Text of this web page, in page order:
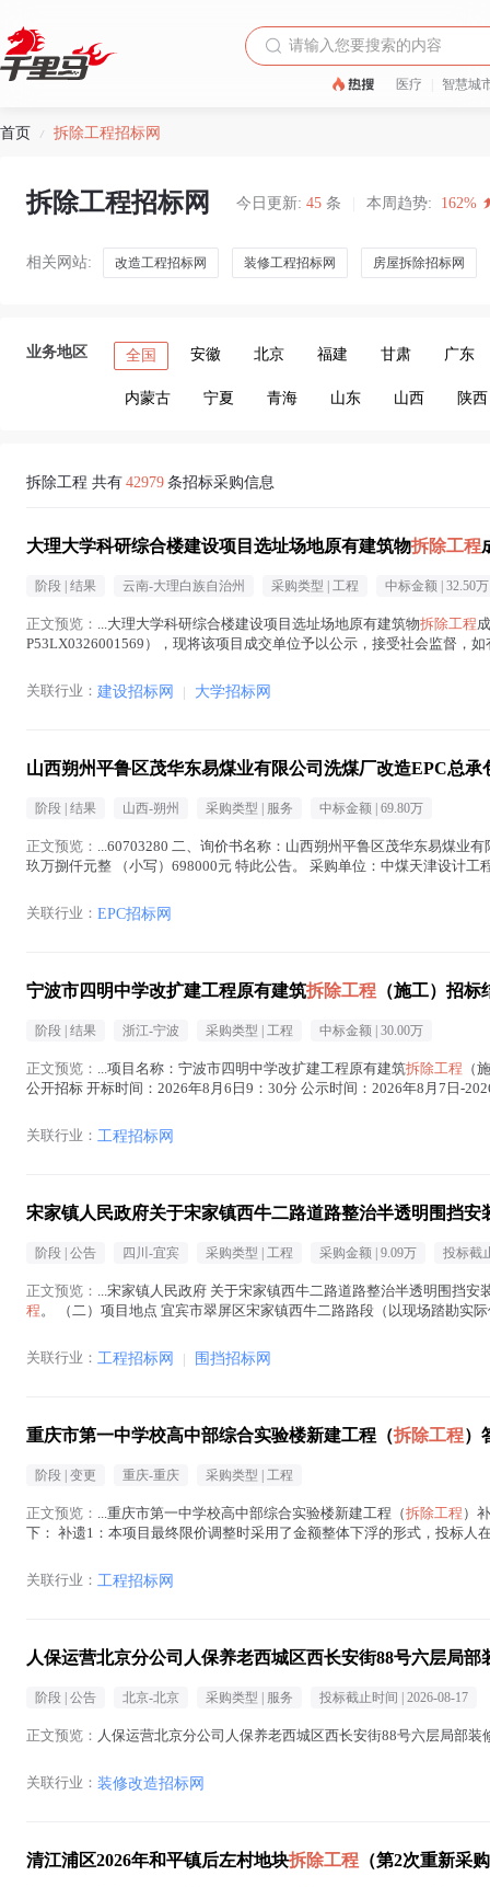
医疗 智慧城
首页 / 拆除工程招标网
拆除工程招标网 今日更新: 45 条 本周趋势: 162%
相关网站: 改造工程招标网 装修工程招标网 房屋拆除招标网
业务地区 全国 安徽 北京 福建 甘肃 广东
内蒙古 宁夏 青海 山东 山西 陕西
拆除工程 共有 42979 条招标采购信息
大理大学科研综合楼建设项目选址场地原有建筑物拆除工程
阶段 | 结果 云南-大理白族自治州 采购类型 | 工程 中标金额 | 32.50万
正文预览： ...大理大学科研综合楼建设项目选址场地原有建筑物拆除工程
P53LX0326001569），现将该项目成交单位予以公示，接受社会监督，
关联行业： 建设招标网 | 大学招标网
山西朔州平鲁区茂华东易煤业有限公司洗煤厂改造EPC总承
阶段 | 结果 山西-朔州 采购类型 | 服务 中标金额 | 69.80万
正文预览： ...60703280 二、询价书名称：山西朔州平鲁区茂华东易煤业
玖万捌仟元整 （小写）698000元 特此公告。 采购单位：中煤天津设计
关联行业： EPC招标网
宁波市四明中学改扩建工程原有建筑拆除工程 （施工）招标
阶段 | 结果 浙江-宁波 采购类型 | 工程 中标金额 | 30.00万
正文预览： ...项目名称：宁波市四明中学改扩建工程原有建筑拆除工程 （
公开招标 开标时间：2026年8月6日9：30分 公示时间：2026年8月7日-
关联行业： 工程招标网
宋家镇人民政府关于宋家镇西牛二路道路整治半透明围挡安
阶段 | 公告 四川-宜宾 采购类型 | 工程 采购金额 | 9.09万 投标截
正文预览： ...宋家镇人民政府 关于宋家镇西牛二路道路整治半透明围挡安
程。 （二）项目地点 宜宾市翠屏区宋家镇西牛二路路段（以现场踏勘实
关联行业： 工程招标网 | 围挡招标网
重庆市第一中学校高中部综合实验楼新建工程（拆除工程）
阶段 | 变更 重庆-重庆 采购类型 | 工程
正文预览： ...重庆市第一中学校高中部综合实验楼新建工程（拆除工程 ）
下： 补遗1：本项目最终限价调整时采用了金额整体下浮的形式，投标
关联行业： 工程招标网
人保运营北京分公司人保养老西城区西长安街88号六层局部
阶段 | 公告 北京-北京 采购类型 | 服务 投标截止时间 | 2026-08-17
正文预览： 人保运营北京分公司人保养老西城区西长安街88号六层局部装
关联行业： 装修改造招标网
清江浦区2026年和平镇后左村地块拆除工程 （第2次重新采